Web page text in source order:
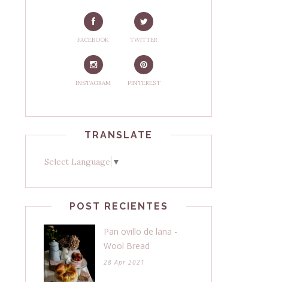
FACEBOOK TWITTER
INSTAGRAM PINTEREST
TRANSLATE
Select Language ▼
POST RECIENTES
Pan ovillo de lana -
Wool Bread
28 Apr 2021